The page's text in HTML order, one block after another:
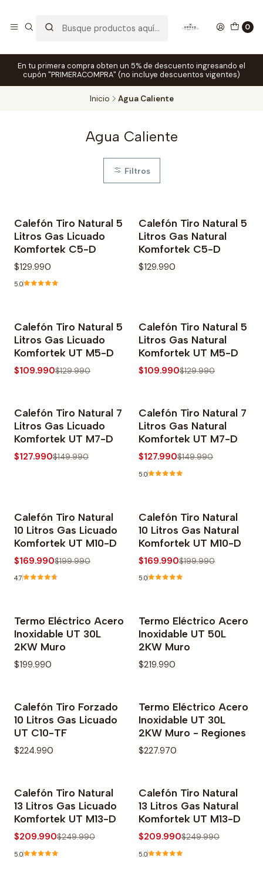
0
En tu primera compra obten un 5% de descuento ingresando el
cupón "PRIMERACOMPRA" (no incluye descuentos vigentes)
Inicio Agua Caliente
Agua Caliente
Filtros
Calefón Tiro Natural 5
Litros Gas Licuado
Komfortek C5-D
$129.990
5.0
Calefón Tiro Natural 5
Litros Gas Natural
Komfortek C5-D
$129.990
-15% OFF
Calefón Tiro Natural 5
Litros Gas Licuado
Komfortek UT M5-D
$109.990$129.990
-15% OFF
Calefón Tiro Natural 5
Litros Gas Natural
Komfortek UT M5-D
$109.990$129.990
-15% OFF
Calefón Tiro Natural 7
Litros Gas Licuado
Komfortek UT M7-D
$127.990$149.990
-15% OFF
Calefón Tiro Natural 7
Litros Gas Natural
Komfortek UT M7-D
$127.990$149.990
5.0
-15% OFF
Calefón Tiro Natural
10 Litros Gas Licuado
Komfortek UT M10-D
$169.990$199.990
4.7
-15% OFF
Calefón Tiro Natural
10 Litros Gas Natural
Komfortek UT M10-D
$169.990$199.990
5.0
Termo Eléctrico Acero
Inoxidable UT 30L
2KW Muro
$199.990
Termo Eléctrico Acero
Inoxidable UT 50L
2KW Muro
$219.990
Calefón Tiro Forzado
10 Litros Gas Licuado
UT C10-TF
$224.990
Termo Eléctrico Acero
Inoxidable UT 30L
2KW Muro - Regiones
$227.970
-16% OFF
Calefón Tiro Natural
13 Litros Gas Licuado
Komfortek UT M13-D
$209.990$249.990
5.0
-16% OFF
Calefón Tiro Natural
13 Litros Gas Natural
Komfortek UT M13-D
$209.990$249.990
5.0